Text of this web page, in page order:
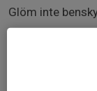
Glöm inte